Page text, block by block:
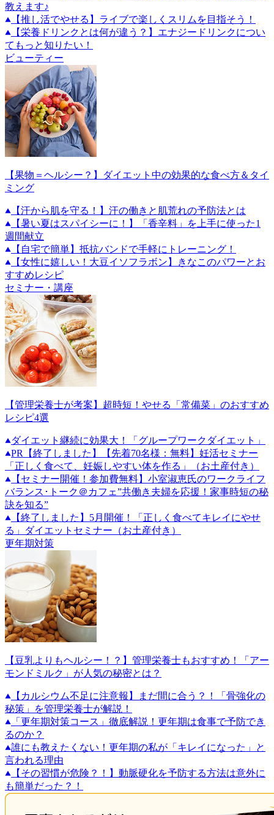
教えます♪
【推し活でやせる】ライブで楽しくスリムを目指そう！
【栄養ドリンクとは何が違う？】エナジードリンクについ
てもっと知りたい！
ビューティー
【果物＝ヘルシー？】ダイエット中の効果的な食べ方＆タイ
ミング
【汗から肌を守る！】汗の働きと肌荒れの予防法とは
【暑い夏はスパイシーに！】「香辛料」を上手に使った1
週間献立
【自宅で簡単】抵抗バンドで手軽にトレーニング！
【女性に嬉しい！大豆イソフラボン】きなこのパワーとお
すすめレシピ
セミナー・講座
【管理栄養士が考案】超時短！やせる「常備菜」のおすすめ
レシピ4選
ダイエット継続に効果大！「グループワークダイエット」
PR
【終了しました】【先着70名様：無料】妊活セミナー
「正しく食べて、妊娠しやすい体を作る」（お土産付き）
【セミナー開催！参加費無料】小室淑恵氏のワークライフ
バランス･トーク＠カフェ”共働き夫婦を応援！家事時短の秘
訣を知る”
【終了しました】5月開催！「正しく食べてキレイにやせ
る」ダイエットセミナー（お土産付き）
更年期対策
【豆乳よりもヘルシー！？】管理栄養士もおすすめ！「アー
モンドミルク」が人気の秘密とは？
【カルシウム不足に注意報】まだ間に合う？！「骨強化の
秘策」を管理栄養士が解説！
「更年期対策コース」徹底解説！更年期は食事で予防でき
るのか？
誰にも教えたくない！更年期の私が「キレイになった」と
言われる理由
【その習慣が危険？！】動脈硬化を予防する方法は意外に
も簡単だった？！